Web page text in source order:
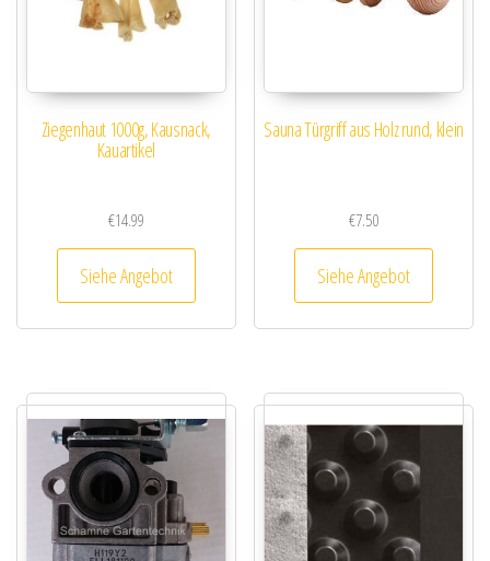
Ziegenhaut 1000g, Kausnack,
Kauartikel
€14.99
Siehe Angebot
Sauna Türgriff aus Holz rund, klein
€7.50
Siehe Angebot